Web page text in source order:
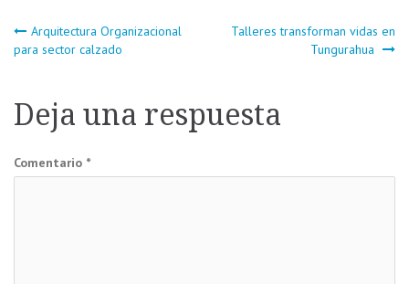
Navegación
entradas
Arquitectura Organizacional
para sector calzado
Talleres transforman vidas en
Tungurahua
Deja una respuesta
Comentario *